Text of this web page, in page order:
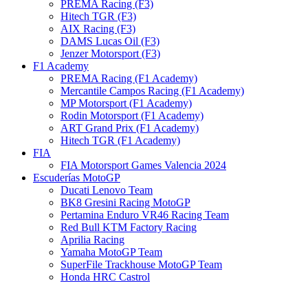
PREMA Racing (F3)
Hitech TGR (F3)
AIX Racing (F3)
DAMS Lucas Oil (F3)
Jenzer Motorsport (F3)
F1 Academy
PREMA Racing (F1 Academy)
Mercantile Campos Racing (F1 Academy)
MP Motorsport (F1 Academy)
Rodin Motorsport (F1 Academy)
ART Grand Prix (F1 Academy)
Hitech TGR (F1 Academy)
FIA
FIA Motorsport Games Valencia 2024
Escuderías MotoGP
Ducati Lenovo Team
BK8 Gresini Racing MotoGP
Pertamina Enduro VR46 Racing Team
Red Bull KTM Factory Racing
Aprilia Racing
Yamaha MotoGP Team
SuperFile Trackhouse MotoGP Team
Honda HRC Castrol